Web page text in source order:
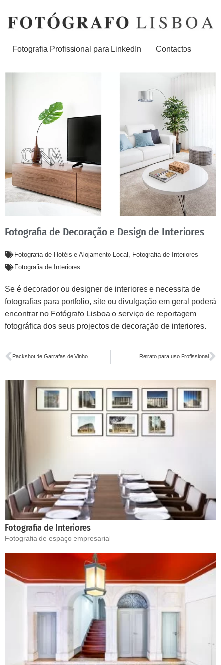
Fotografia Profissional para LinkedIn Contactos
Fotografia de Decoração e Design de Interiores
Fotografia de Hotéis e Alojamento Local , Fotografia de Interiores
Fotografia de Interiores
Se é decorador ou designer de interiores e necessita de
fotografias para portfolio, site ou divulgação em geral poderá
encontrar no Fotógrafo Lisboa o serviço de reportagem
fotográfica dos seus projectos de decoração de interiores.
Packshot de Garrafas de Vinho Retrato para uso Profissional
Fotografia de Interiores
Fotografia de espaço empresarial